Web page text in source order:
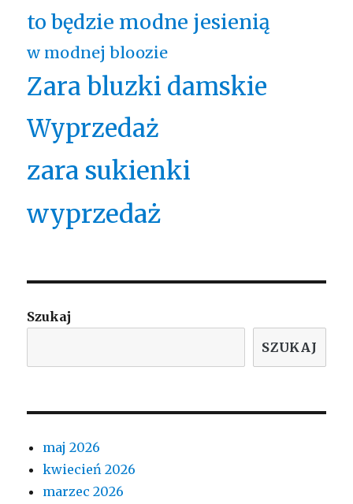
to będzie modne jesienią
w modnej bloozie
Zara bluzki damskie
Wyprzedaż
zara sukienki
wyprzedaż
Szukaj
SZUKAJ
maj 2026
kwiecień 2026
marzec 2026